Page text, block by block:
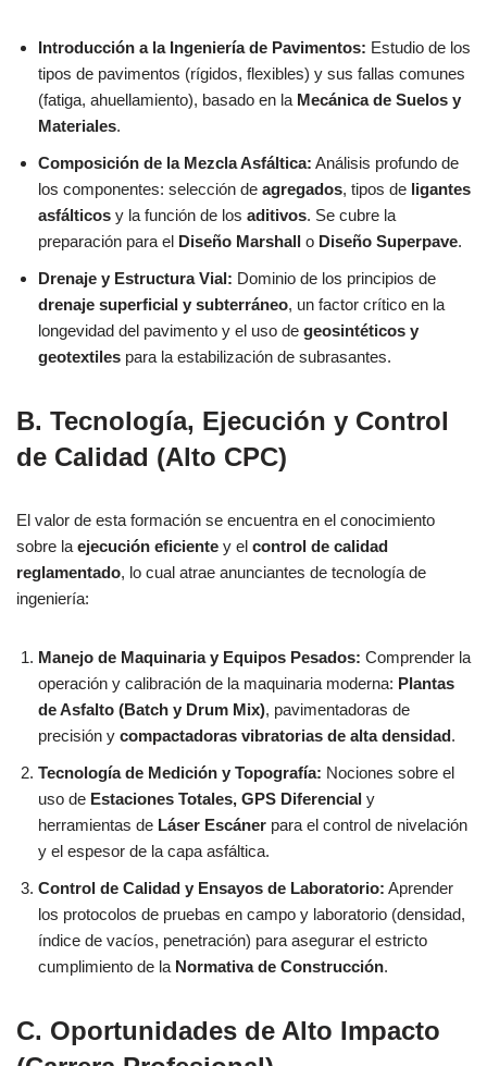
Introducción a la Ingeniería de Pavimentos: Estudio de los
tipos de pavimentos (rígidos, flexibles) y sus fallas comunes
(fatiga, ahuellamiento), basado en la Mecánica de Suelos y
Materiales.
Composición de la Mezcla Asfáltica: Análisis profundo de
los componentes: selección de agregados, tipos de ligantes
asfálticos y la función de los aditivos. Se cubre la
preparación para el Diseño Marshall o Diseño Superpave.
Drenaje y Estructura Vial: Dominio de los principios de
drenaje superficial y subterráneo, un factor crítico en la
longevidad del pavimento y el uso de geosintéticos y
geotextiles para la estabilización de subrasantes.
B. Tecnología, Ejecución y Control
de Calidad (Alto CPC)
El valor de esta formación se encuentra en el conocimiento
sobre la ejecución eficiente y el control de calidad
reglamentado, lo cual atrae anunciantes de tecnología de
ingeniería:
Manejo de Maquinaria y Equipos Pesados: Comprender la
operación y calibración de la maquinaria moderna: Plantas
de Asfalto (Batch y Drum Mix), pavimentadoras de
precisión y compactadoras vibratorias de alta densidad.
Tecnología de Medición y Topografía: Nociones sobre el
uso de Estaciones Totales, GPS Diferencial y
herramientas de Láser Escáner para el control de nivelación
y el espesor de la capa asfáltica.
Control de Calidad y Ensayos de Laboratorio: Aprender
los protocolos de pruebas en campo y laboratorio (densidad,
índice de vacíos, penetración) para asegurar el estricto
cumplimiento de la Normativa de Construcción.
C. Oportunidades de Alto Impacto